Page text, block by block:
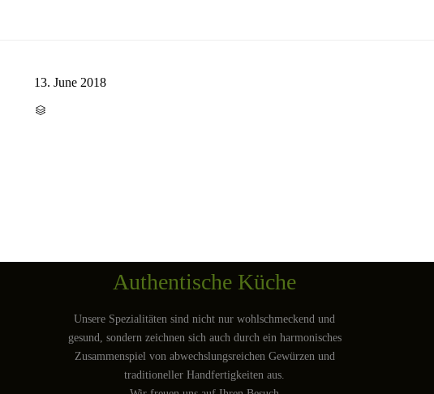
13. June 2018

Authentische Küche
Unsere Spezialitäten sind nicht nur wohlschmeckend und
gesund, sondern zeichnen sich auch durch ein harmonisches
Zusammenspiel von abwechslungsreichen Gewürzen und
traditioneller Handfertigkeiten aus.